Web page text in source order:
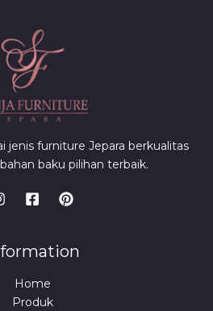
jenis furniture Jepara berkualitas
baku pilihan terbaik.
Home
Produk